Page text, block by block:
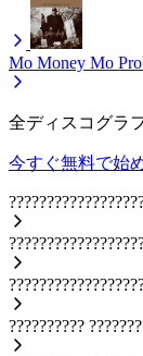
Mo Money Mo
全ディスコグラ
今すぐ無料で始
??????????